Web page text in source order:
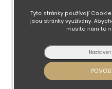
O
Obchodní
Kontaktujte nás
Tyto stránky používají
jsou stránky využívány.
musíte nám to